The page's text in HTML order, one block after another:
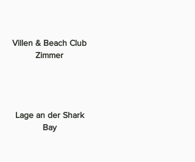
Villen & Beach Club
Zimmer
Lage an der Shark
Bay